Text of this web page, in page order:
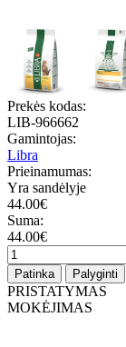
Prekės kodas:
LIB-966662
Gamintojas:
Libra
Prieinamumas:
Yra sandėlyje
44.00€
Suma:
44.00€
Patinka
Palyginti
PRISTATYMAS
MOKĖJIMAS